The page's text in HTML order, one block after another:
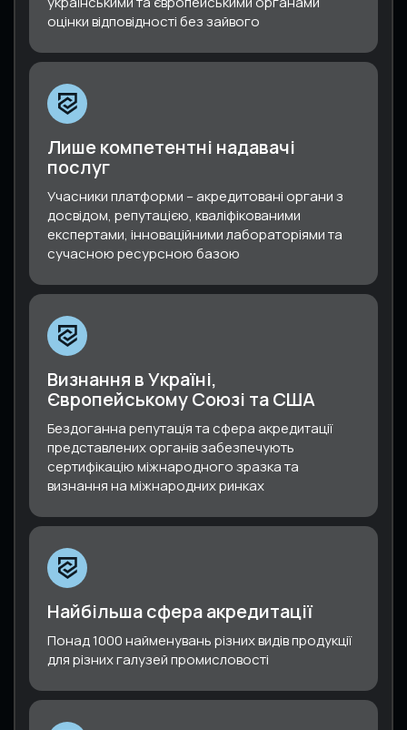
оцінки відповідності без зайвого
Лише компетентні надавачі
послуг
Учасники платформи – акредитовані органи з
досвідом, репутацією, кваліфікованими
експертами, інноваційними лабораторіями та
сучасною ресурсною базою
Визнання в Україні,
Європейському Союзі та США
Бездоганна репутація та сфера акредитації
представлених органів забезпечують
сертифікацію міжнародного зразка та
визнання на міжнародних ринках
Найбільша сфера акредитації
Понад 1000 найменувань різних видів продукції
для різних галузей промисловості